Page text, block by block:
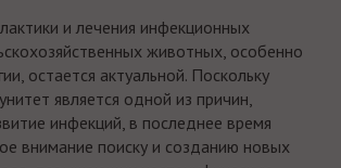
и лечения инфекционных
животных, особенно
остается актуальной. Поскольку
является одной из причин,
инфекций, в последнее время
внимание поиску и созданию новых